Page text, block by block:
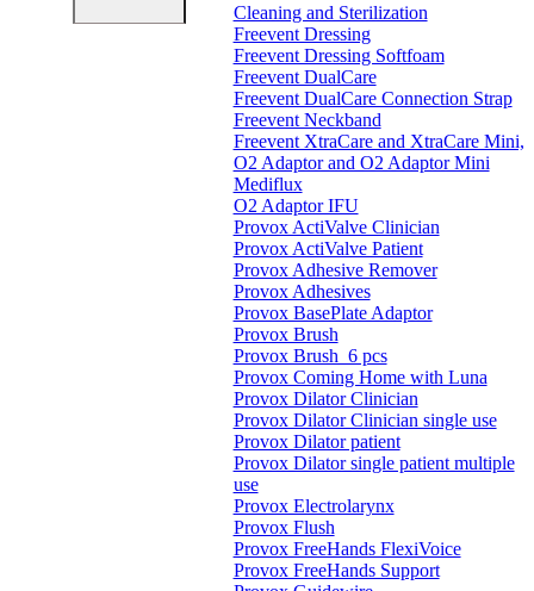
Cleaning and Sterilization
Freevent Dressing
Freevent Dressing Softfoam
Freevent DualCare
Freevent DualCare Connection Strap
Freevent Neckband
Freevent XtraCare and XtraCare Mini,
O2 Adaptor and O2 Adaptor Mini
Mediflux
O2 Adaptor IFU
Provox ActiValve Clinician
Provox ActiValve Patient
Provox Adhesive Remover
Provox Adhesives
Provox BasePlate Adaptor
Provox Brush
Provox Brush_6 pcs
Provox Coming Home with Luna
Provox Dilator Clinician
Provox Dilator Clinician single use
Provox Dilator patient
Provox Dilator single patient multiple
use
Provox Electrolarynx
Provox Flush
Provox FreeHands FlexiVoice
Provox FreeHands Support